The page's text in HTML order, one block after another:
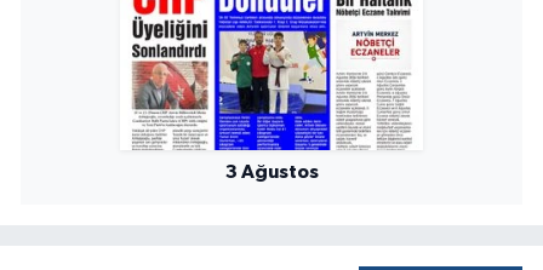
3 Ağustos